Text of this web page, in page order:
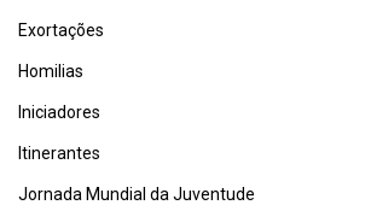
Exortações
Homilias
Iniciadores
Itinerantes
Jornada Mundial da Juventude